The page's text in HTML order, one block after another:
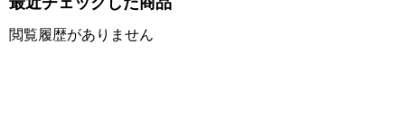
閲覧履歴がありません